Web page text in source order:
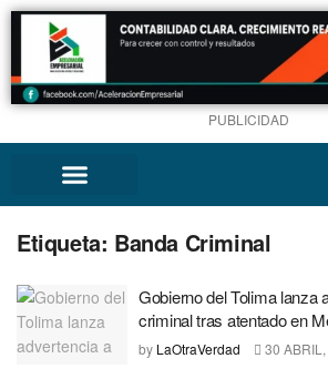
PUBLICIDAD
Etiqueta: Banda Criminal
Gobierno del Tolima lanza
criminal tras atentado en
by LaOtraVerdad 30